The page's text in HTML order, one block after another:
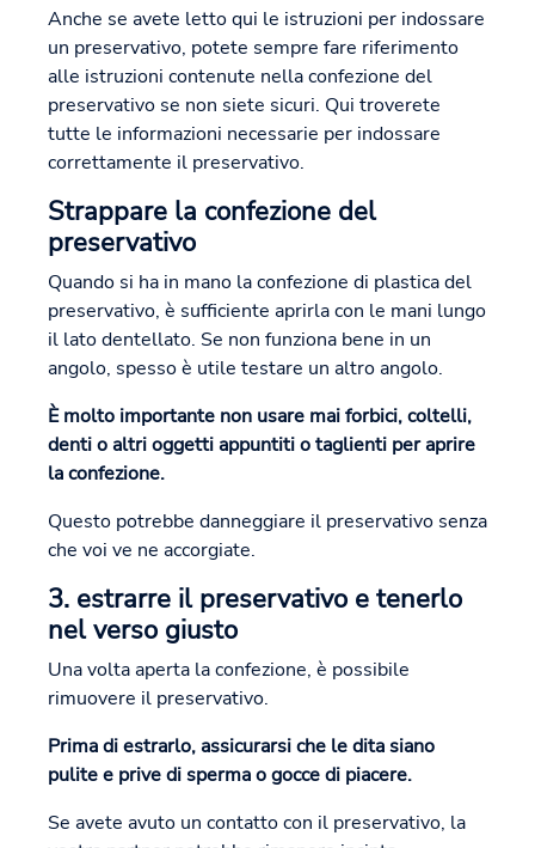
Anche se avete letto qui le istruzioni per indossare
un preservativo, potete sempre fare riferimento
alle istruzioni contenute nella confezione del
preservativo se non siete sicuri. Qui troverete
tutte le informazioni necessarie per indossare
correttamente il preservativo.
Strappare la confezione del
preservativo
Quando si ha in mano la confezione di plastica del
preservativo, è sufficiente aprirla con le mani lungo
il lato dentellato. Se non funziona bene in un
angolo, spesso è utile testare un altro angolo.
È molto importante non usare mai forbici, coltelli,
denti o altri oggetti appuntiti o taglienti per aprire
la confezione.
Questo potrebbe danneggiare il preservativo senza
che voi ve ne accorgiate.
3. estrarre il preservativo e tenerlo
nel verso giusto
Una volta aperta la confezione, è possibile
rimuovere il preservativo.
Prima di estrarlo, assicurarsi che le dita siano
pulite e prive di sperma o gocce di piacere.
Se avete avuto un contatto con il preservativo, la